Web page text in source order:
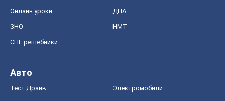
Онлайн уроки ДПА
ЗНО НМТ
СНГ решебники
Авто
Тест Драйв Электромобили